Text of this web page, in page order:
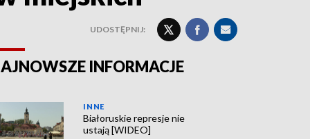
UDOSTĘPNIJ:
INFORMACJE
INNE
Białoruskie represje nie
ustają [WIDEO]